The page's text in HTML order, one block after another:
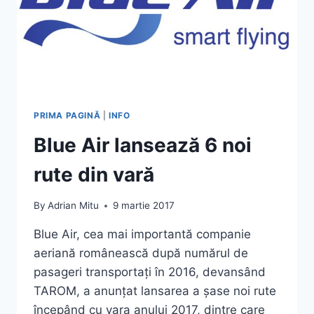
PRIMA PAGINĂ INFO
Blue Air lansează 6 noi
rute din vară
By Adrian Mitu 9 martie 2017
Blue Air, cea mai importantă companie
aeriană românească după numărul de
pasageri transportați în 2016, devansând
TAROM, a anunțat lansarea a șase noi rute
începând cu vara anului 2017, dintre care